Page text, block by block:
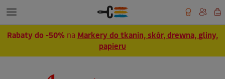
Rabaty do -50% na Markery do tkanin, skór, drewna, gliny,
papieru